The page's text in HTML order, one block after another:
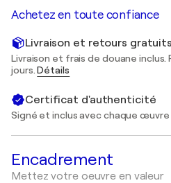
Achetez en toute confiance
Livraison et retours gratuits
Livraison et frais de douane
jours.Détails
Certificat d'authenticité
Signé et inclus avec chaque
Encadrement
Mettez votre oeuvre en valeur